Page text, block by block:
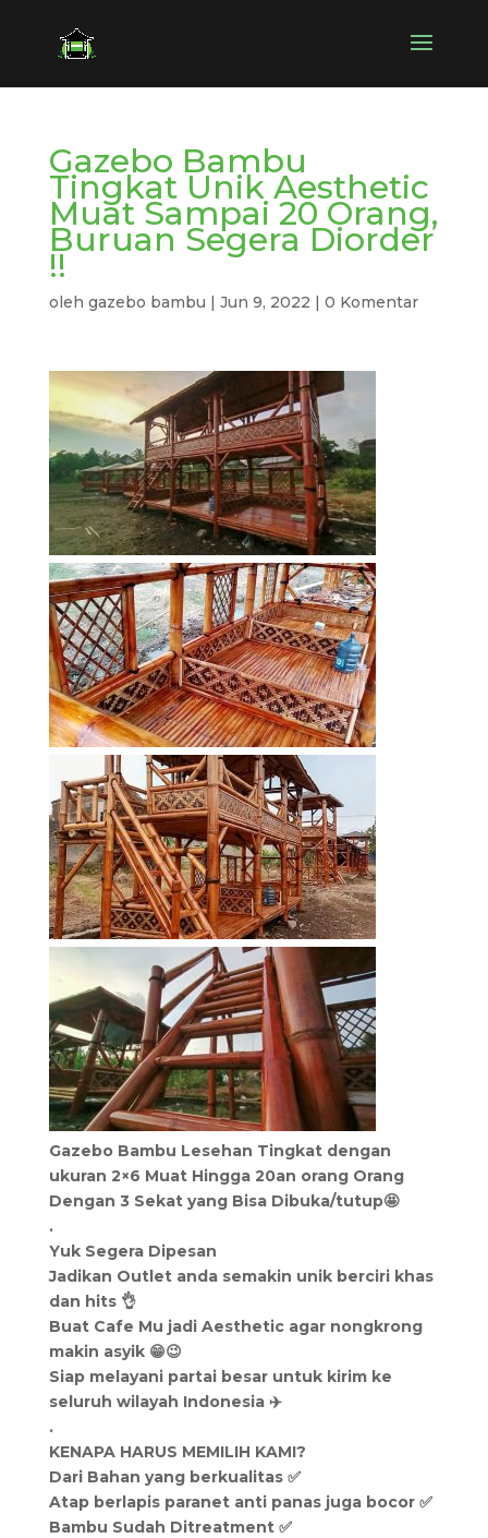
Gazebo Bambu
Tingkat Unik Aesthetic
Muat Sampai 20 Orang,
Buruan Segera Diorder
!!
oleh gazebo bambu | Jun 9, 2022 | 0 Komentar
Gazebo Bambu Lesehan Tingkat dengan
ukuran 2×6 Muat Hingga 20an orang Orang
Dengan 3 Sekat yang Bisa Dibuka/tutup🤩
.
Yuk Segera Dipesan
Jadikan Outlet anda semakin unik berciri khas
dan hits 👌
Buat Cafe Mu jadi Aesthetic agar nongkrong
makin asyik 😁😉
Siap melayani partai besar untuk kirim ke
seluruh wilayah Indonesia ✈️
.
KENAPA HARUS MEMILIH KAMI?
Dari Bahan yang berkualitas ✅
Atap berlapis paranet anti panas juga bocor ✅
Bambu Sudah Ditreatment ✅